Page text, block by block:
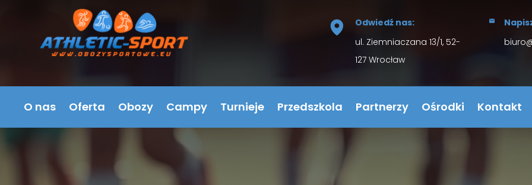
Odwiedź nas:
ul. Ziemniaczana 13/1, 52-
127 Wrocław
O nas Oferta Obozy Campy Turnieje Przedszkola Partnerzy Ośrodki Kontakt